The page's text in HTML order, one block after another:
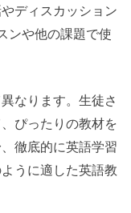
ディスカッション
ンや他の課題で使
なります。生徒さ
ぴったりの教材を
徹底的に英語学習
うに適した英語教